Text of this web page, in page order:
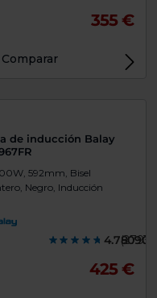
355 €
Comparar
de inducción Balay
592mm, Bisel
Negro, Inducción
(2793)
425 €